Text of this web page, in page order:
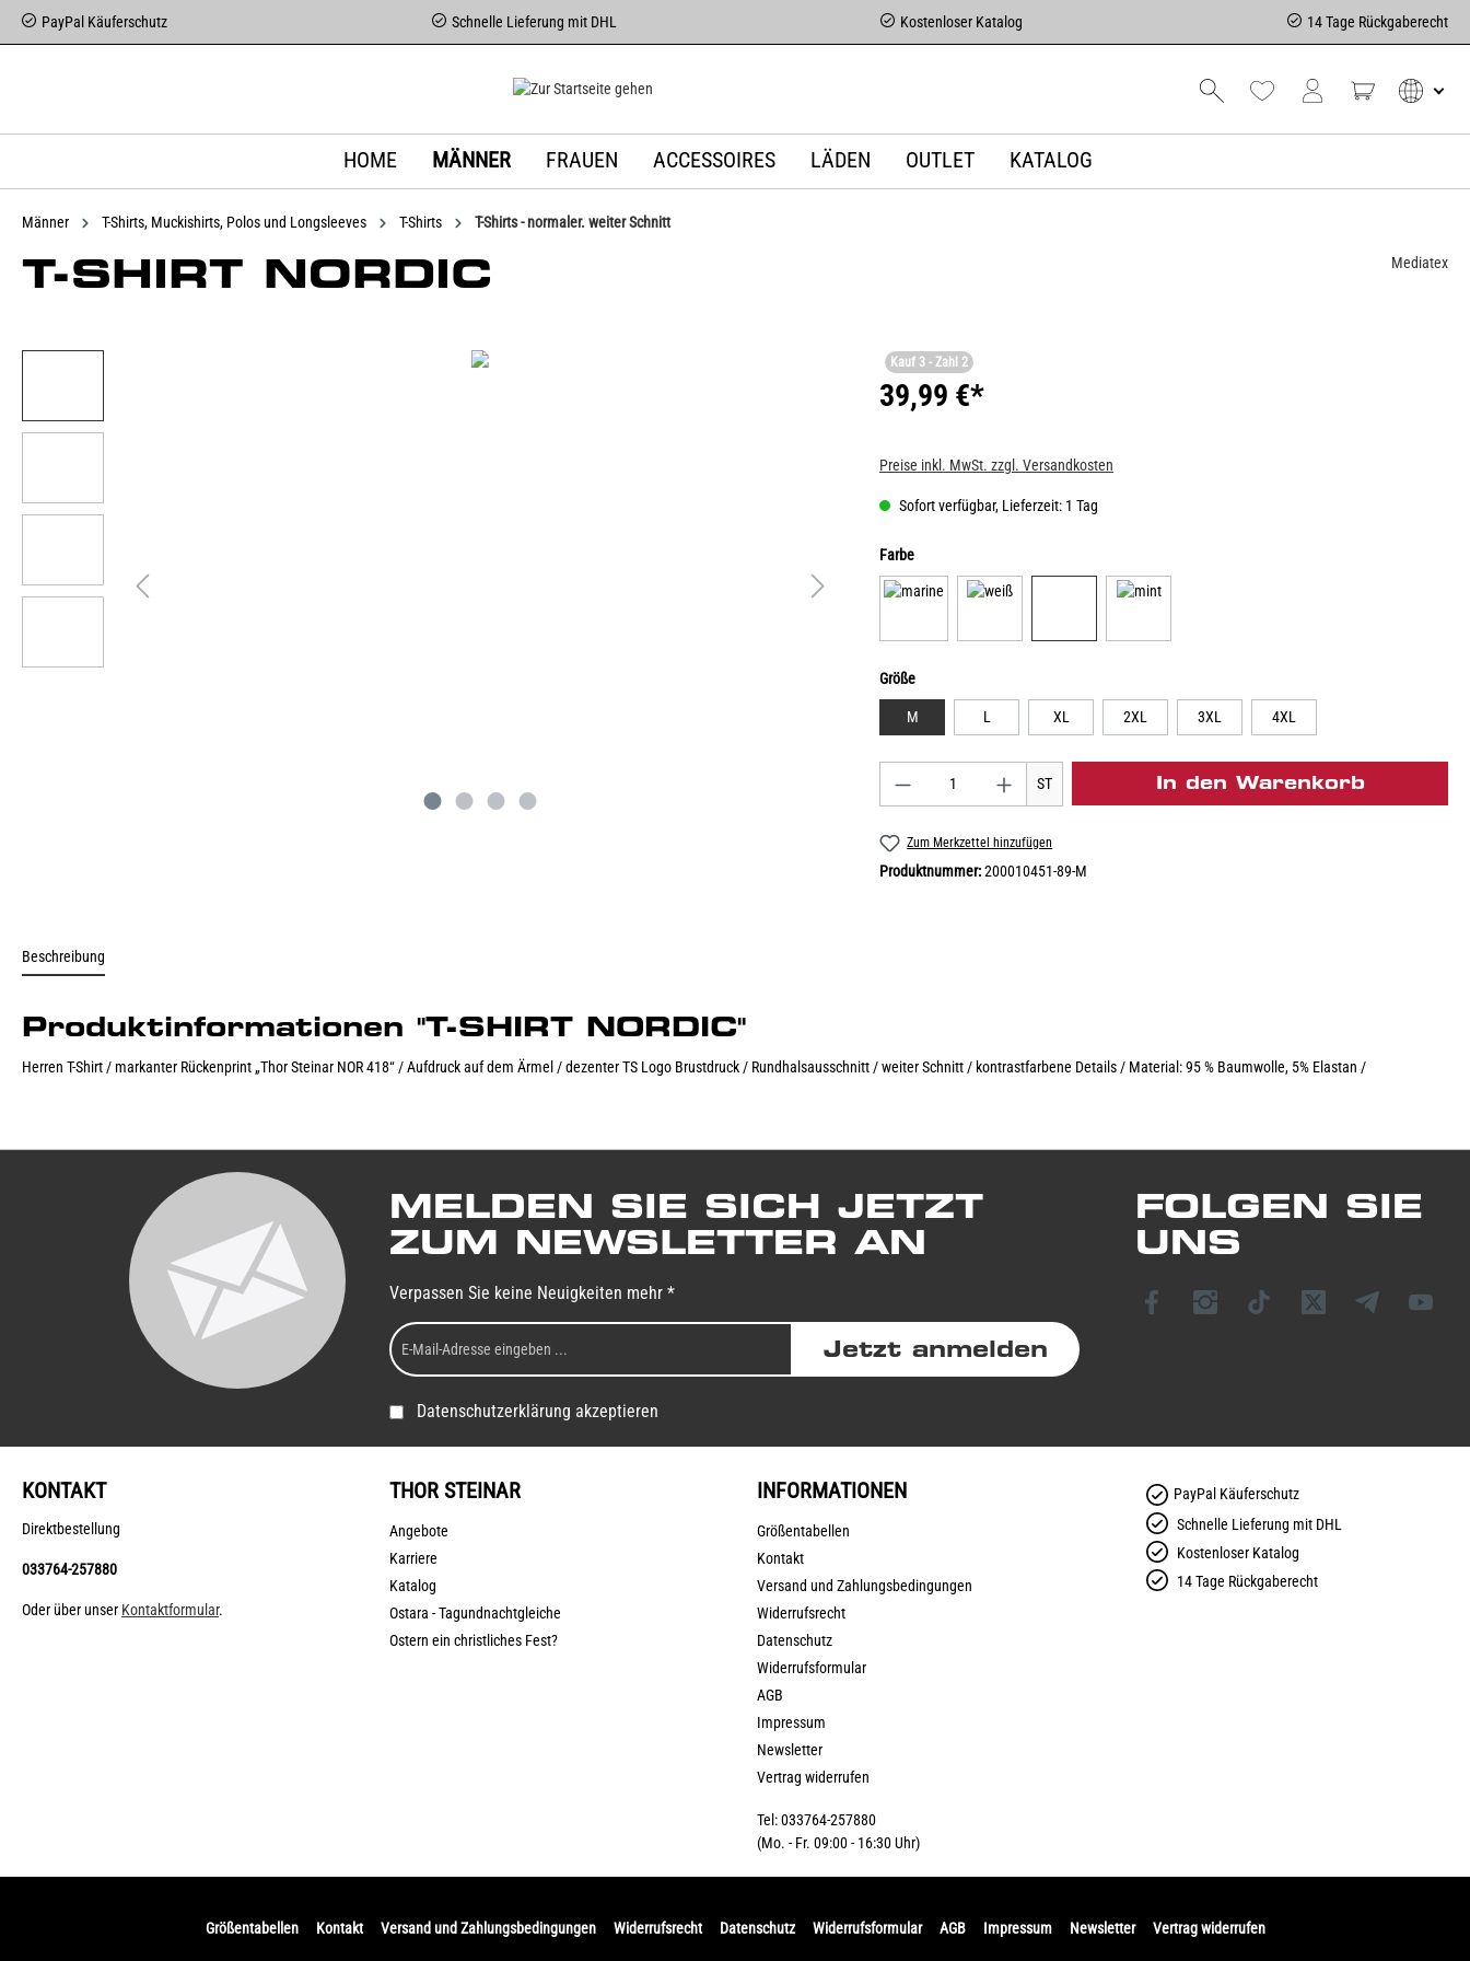
PayPal Käuferschutz Schnelle Lieferung mit DHL Kostenloser Katalog 14 Tage Rückgaberecht
HOME MÄNNER FRAUEN ACCESSOIRES LÄDEN OUTLET KATALOG
Männer T-Shirts, Muckishirts, Polos und Longsleeves T-Shirts T-Shirts - normaler. weiter Schnitt
T-SHIRT NORDIC Mediatex
Kauf 3 - Zahl 2
39,99 €*
Preise inkl. MwSt. zzgl. Versandkosten
Sofort verfügbar, Lieferzeit: 1 Tag
Farbe
Größe
M L XL 2XL 3XL 4XL
ST In den Warenkorb
Zum Merkzettel hinzufügen
Produktnummer:200010451-89-M
Beschreibung
Produktinformationen "T-SHIRT NORDIC"
Herren T-Shirt / markanter Rückenprint „Thor Steinar NOR 418“ / Aufdruck auf dem Ärmel / dezenter TS Logo Brustdruck / Rundhalsausschnitt / weiter Schnitt / kontrastfarbene Details / Material: 95 % Baumwolle, 5% Elastan /
MELDEN SIE SICH JETZT
ZUM NEWSLETTER AN
Verpassen Sie keine Neuigkeiten mehr *
Jetzt anmelden
Datenschutzerklärung akzeptieren
FOLGEN SIE
UNS
KONTAKT
Direktbestellung
033764-257880
Oder über unser Kontaktformular.
THOR STEINAR
Angebote
Karriere
Katalog
Ostara - Tagundnachtgleiche
Ostern ein christliches Fest?
INFORMATIONEN
Größentabellen
Kontakt
Versand und Zahlungsbedingungen
Widerrufsrecht
Datenschutz
Widerrufsformular
AGB
Impressum
Newsletter
Vertrag widerrufen
Tel: 033764-257880
(Mo. - Fr. 09:00 - 16:30 Uhr)
PayPal Käuferschutz
Schnelle Lieferung mit DHL
Kostenloser Katalog
14 Tage Rückgaberecht
Größentabellen Kontakt Versand und Zahlungsbedingungen Widerrufsrecht Datenschutz Widerrufsformular AGB Impressum Newsletter Vertrag widerrufen